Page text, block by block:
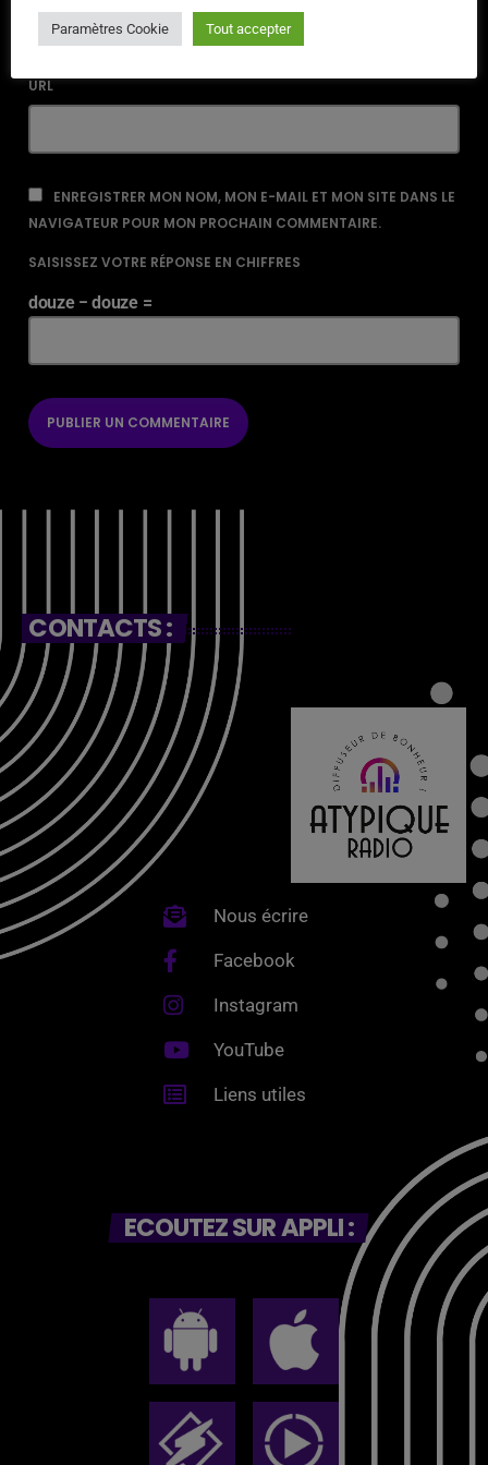
URL
ENREGISTRER MON NOM, MON E-MAIL ET MON SITE DANS LE
NAVIGATEUR POUR MON PROCHAIN COMMENTAIRE.
SAISISSEZ VOTRE RÉPONSE EN CHIFFRES
douze − douze =
CONTACTS :
Nous écrire
Facebook
Instagram
YouTube
Liens utiles
ECOUTEZ SUR APPLI :
Paramètres Cookie Tout accepter